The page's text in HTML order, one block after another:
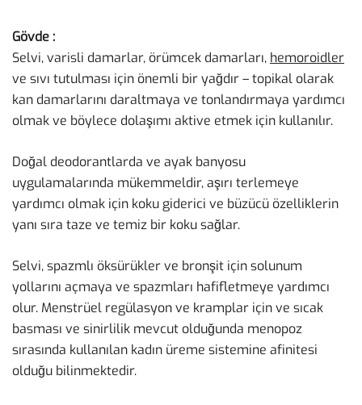
Gövde :
Selvi, varisli damarlar, örümcek damarları, hemoroidler
ve sıvı tutulması için önemli bir yağdır – topikal olarak
kan damarlarını daraltmaya ve tonlandırmaya yardımcı
olmak ve böylece dolaşımı aktive etmek için kullanılır.
Doğal deodorantlarda ve ayak banyosu
uygulamalarında mükemmeldir, aşırı terlemeye
yardımcı olmak için koku giderici ve büzücü özelliklerin
yanı sıra taze ve temiz bir koku sağlar.
Selvi, spazmlı öksürükler ve bronşit için solunum
yollarını açmaya ve spazmları hafifletmeye yardımcı
olur. Menstrüel regülasyon ve kramplar için ve sıcak
basması ve sinirlilik mevcut olduğunda menopoz
sırasında kullanılan kadın üreme sistemine afinitesi
olduğu bilinmektedir.